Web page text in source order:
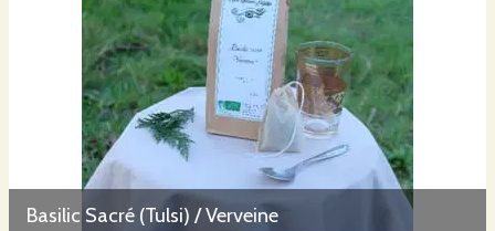
Basilic Sacré (Tulsi) / Verveine